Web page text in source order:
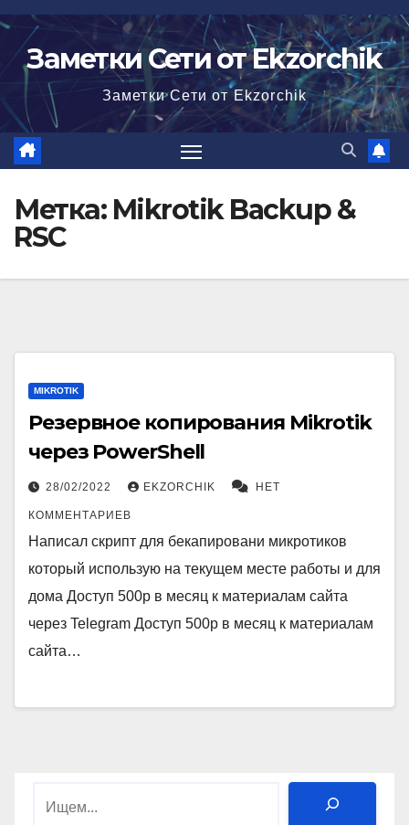
Перейти
содержимому
Заметки Сети от Ekzorchik
Заметки Сети от Ekzorchik
Метка: Mikrotik Backup &
RSC
MIKROTIK
Резервное копирования Mikrotik
через PowerShell
28/02/2022 EKZORCHIK НЕТ
КОММЕНТАРИЕВ
Написал скрипт для бекапировани микротиков
который использую на текущем месте работы и для
дома Доступ 500р в месяц к материалам сайта
через Telegram Доступ 500р в месяц к материалам
сайта…
Поиск